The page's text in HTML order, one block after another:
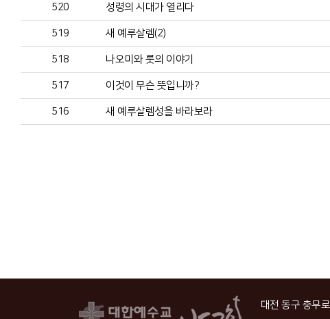
520 성령의 시대가 열리다
519 새 예루살렘(2)
518 나오미와 룻의 이야기
517 이것이 무슨 뜻입니까?
516 새 예루살렘성을 바라보라
대전 동구 충무